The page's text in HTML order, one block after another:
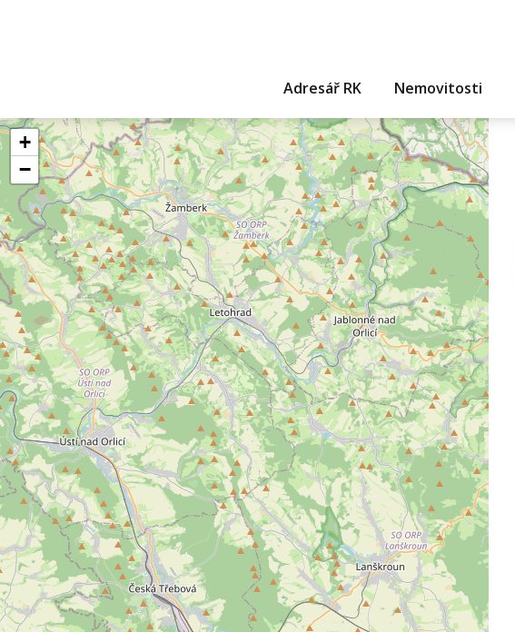
Adresář RK Nemovitosti
+
−